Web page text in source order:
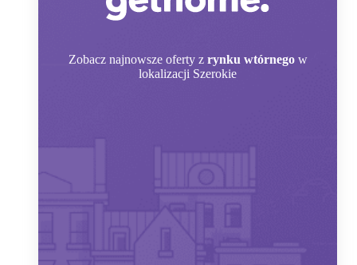
Zobacz najnowsze oferty z rynku wtórnego w
lokalizacji Szerokie